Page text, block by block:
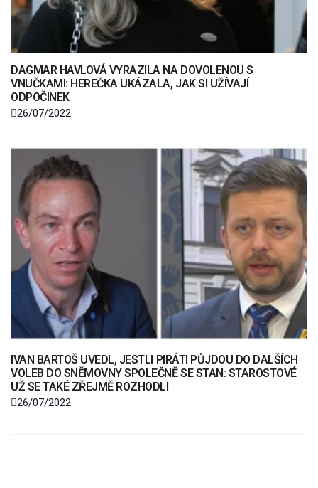
DAGMAR HAVLOVÁ VYRAZILA NA DOVOLENOU S
VNUČKAMI: HEREČKA UKÁZALA, JAK SI UŽÍVAJÍ
ODPOČINEK
26/07/2022
IVAN BARTOŠ UVEDL, JESTLI PIRÁTI PŮJDOU DO DALŠÍCH
VOLEB DO SNĚMOVNY SPOLEČNĚ SE STAN: STAROSTOVÉ
UŽ SE TAKÉ ZŘEJMĚ ROZHODLI
26/07/2022